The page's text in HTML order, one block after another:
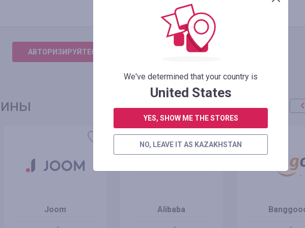
АВТОРИЗИРУЙТЕСЬ, ЧТОБЫ ОСТАВИТЬ ОТЗЫВ
Joom
акция
+100%
Alibaba
We've determined that your country is
United States
YES, SHOW ME THE STORES
NO, LEAVE IT AS KAZAKHSTAN